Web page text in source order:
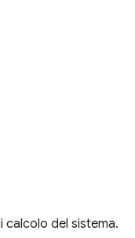
calcolo del sistema.